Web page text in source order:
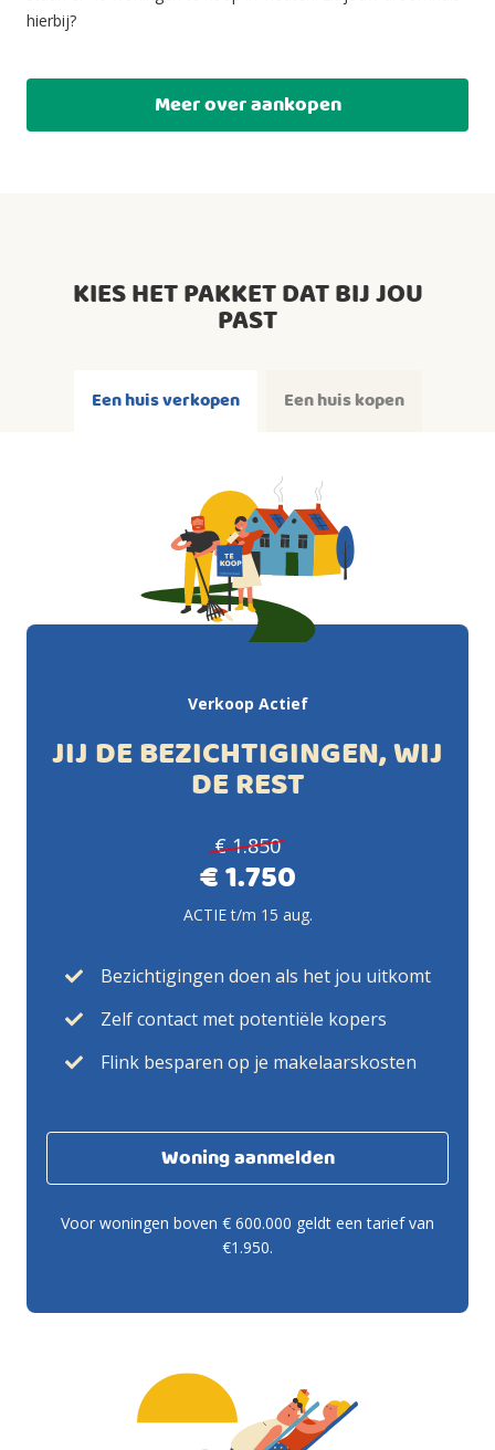
hierbij?
Meer over aankopen
KIES HET PAKKET DAT BIJ JOU
PAST
Een huis verkopen Een huis kopen
Verkoop Actief
JIJ DE BEZICHTIGINGEN, WIJ
DE REST
€ 1.850
€ 1.750
ACTIE t/m 15 aug.
Bezichtigingen doen als het jou uitkomt
Zelf contact met potentiële kopers
Flink besparen op je makelaarskosten
Woning aanmelden
Voor woningen boven € 600.000 geldt een tarief van
€1.950.